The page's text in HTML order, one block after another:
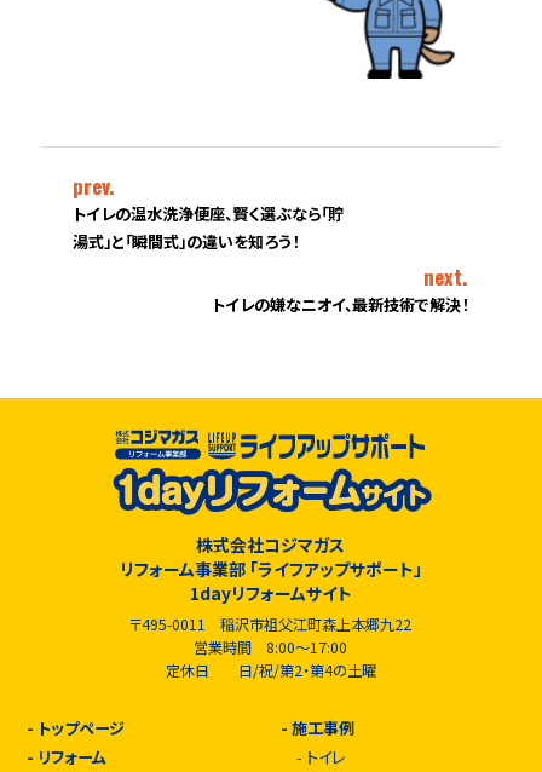
prev.
トイレの温水洗浄便座、賢く選ぶなら「貯
湯式」と「瞬間式」の違いを知ろう！
next.
トイレの嫌なニオイ、最新技術で解決！
株式会社コジマガス
リフォーム事業部 「ライフアップサポート」
1dayリフォームサイト
〒495-0011 稲沢市祖父江町森上本郷九22
営業時間 8:00～17:00
定休日 日/祝/第2・第4の土曜
- トップページ
- リフォーム
-施工事例
- トイレ